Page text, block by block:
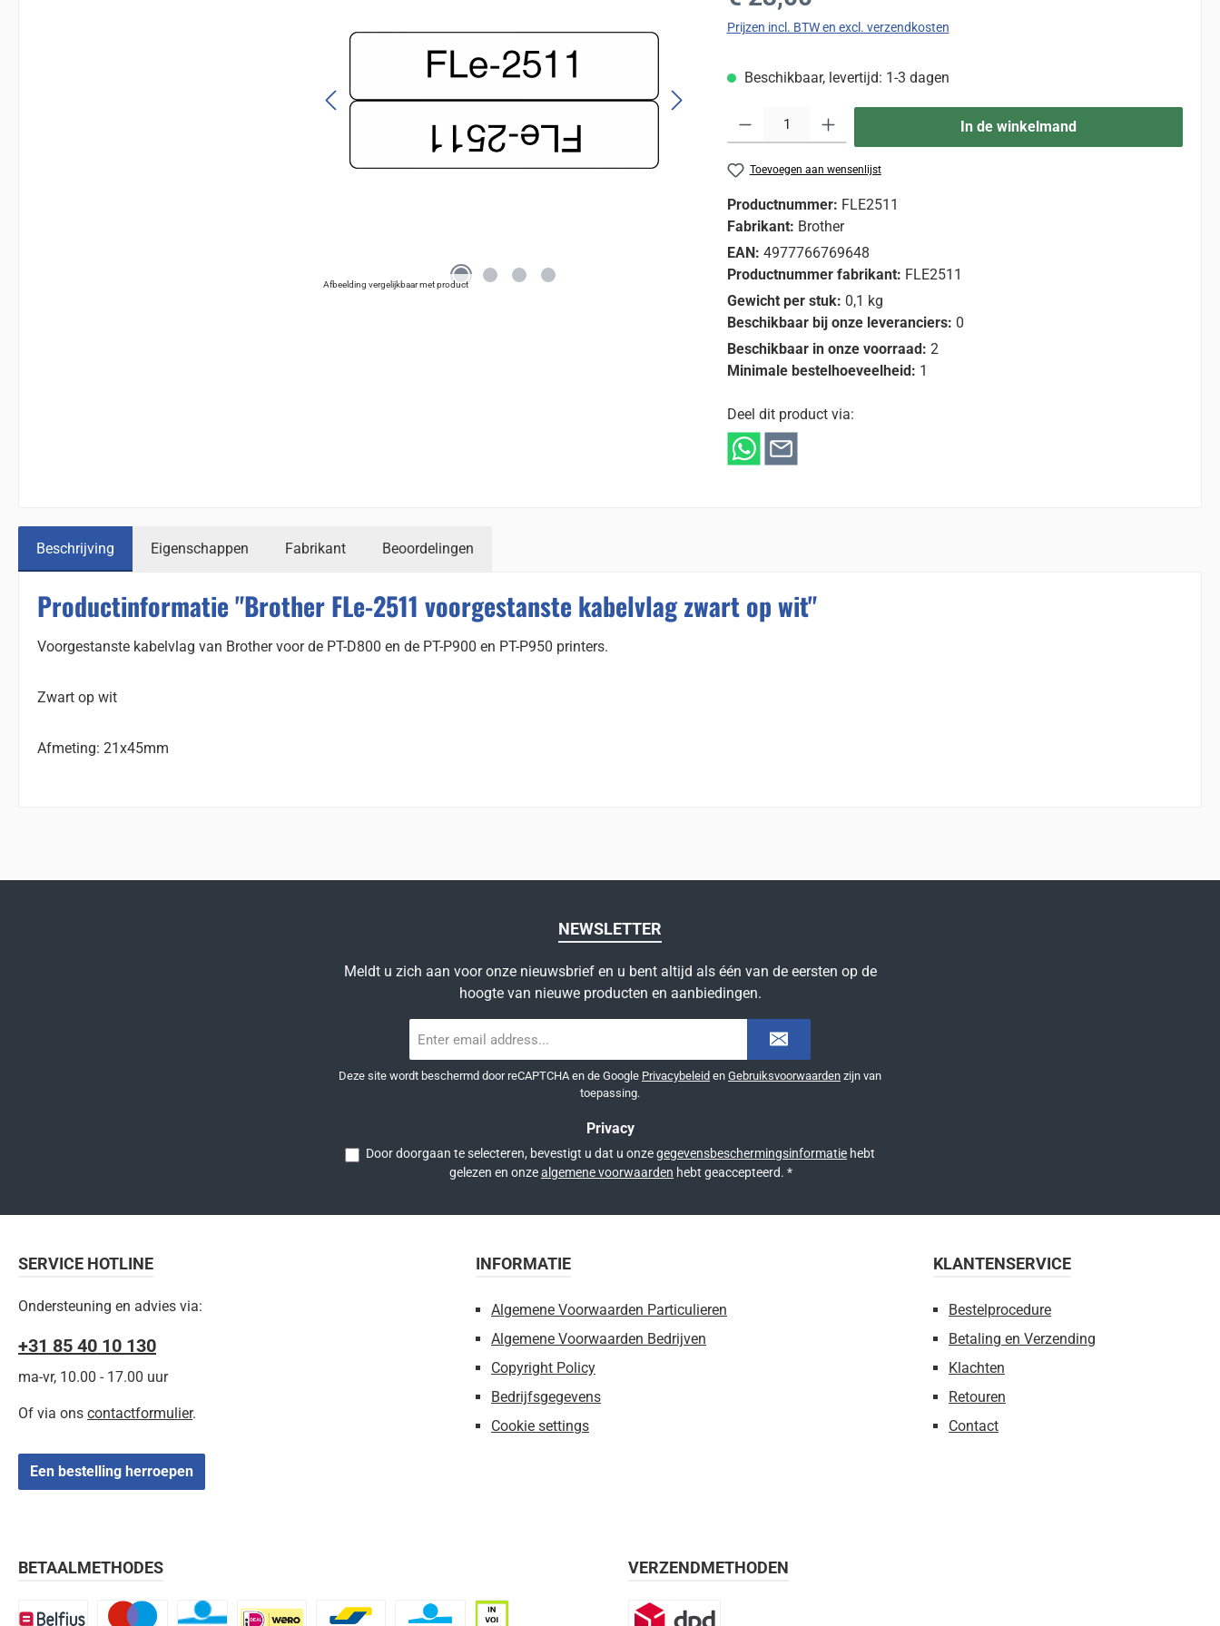
Afbeelding vergelijkbaar met product
Prijzen incl. BTW en excl. verzendkosten
Beschikbaar, levertijd: 1-3 dagen
Producthoeveelheid: Voer de gewenste hoeveelheid in of gebruik de knoppen om de
In de winkelmand
Toevoegen aan wensenlijst
Productnummer: FLE2511
Fabrikant: Brother
EAN: 4977766769648
Productnummer fabrikant: FLE2511
Gewicht per stuk: 0,1 kg
Beschikbaar bij onze leveranciers: 0
Beschikbaar in onze voorraad: 2
Minimale bestelhoeveelheid: 1
Deel dit product via:
Beschrijving Eigenschappen Fabrikant Beoordelingen
Productinformatie "Brother FLe-2511 voorgestanste kabelvlag zwart op wit"
Voorgestanste kabelvlag van Brother voor de PT-D800 en de PT-P900 en PT-P950 printers.
Zwart op wit
Afmeting: 21x45mm
NEWSLETTER
Meldt u zich aan voor onze nieuwsbrief en u bent altijd als één van de eersten op de
hoogte van nieuwe producten en aanbiedingen.
mailadres
Deze site wordt beschermd door reCAPTCHA en de Google Privacybeleid en Gebruiksvoorwaarden zijn van
toepassing.
Privacy
Door doorgaan te selecteren, bevestigt u dat u onzegegevensbeschermingsinformatie hebt
gelezen en onzealgemene voorwaarden hebt geaccepteerd. *
SERVICE HOTLINE
Ondersteuning en advies via:
+31 85 40 10 130
ma-vr, 10.00 - 17.00 uur
Of via ons contactformulier.
Een bestelling herroepen
INFORMATIE
Algemene Voorwaarden Particulieren
Algemene Voorwaarden Bedrijven
Copyright Policy
Bedrijfsgegevens
Cookie settings
KLANTENSERVICE
Bestelprocedure
Betaling en Verzending
Klachten
Retouren
Contact
BETAALMETHODES VERZENDMETHODEN